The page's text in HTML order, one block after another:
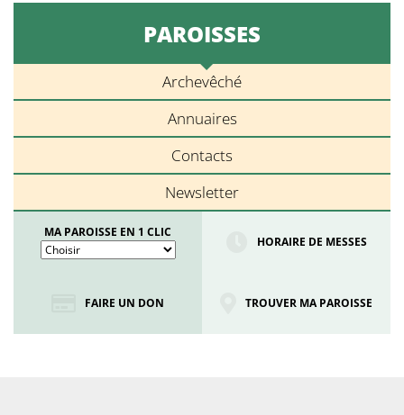
PAROISSES
Archevêché
Annuaires
Contacts
Newsletter
MA PAROISSE EN 1 CLIC
HORAIRE DE MESSES
FAIRE UN DON TROUVER MA PAROISSE